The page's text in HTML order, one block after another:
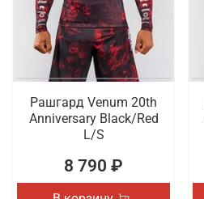
Рашгард Venum 20th
Anniversary Black/Red
L/S
8 790 ₽